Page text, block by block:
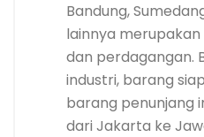
Bandung,
lainnya
dan perdagangan.
industri, barang
barang penunjang
dari Jakarta ke